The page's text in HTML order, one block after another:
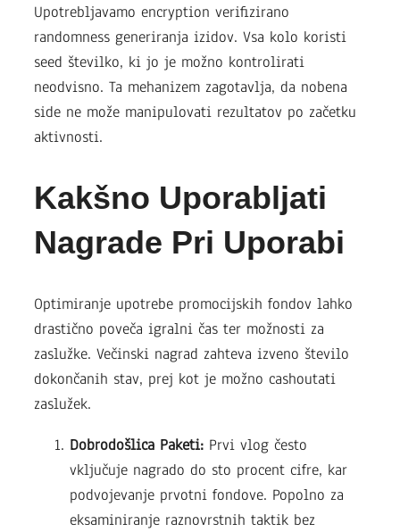
Upotrebljavamo encryption verifizirano
randomness generiranja izidov. Vsa kolo koristi
seed številko, ki jo je možno kontrolirati
neodvisno. Ta mehanizem zagotavlja, da nobena
side ne može manipulovati rezultatov po začetku
aktivnosti.
Kakšno Uporabljati
Nagrade Pri Uporabi
Optimiranje upotrebe promocijskih fondov lahko
drastično poveča igralni čas ter možnosti za
zaslužke. Večinski nagrad zahteva izveno število
dokončanih stav, prej kot je možno cashoutati
zaslužek.
Dobrodošlica Paketi: Prvi vlog često
vključuje nagrado do sto procent cifre, kar
podvojevanje prvotni fondove. Popolno za
eksaminiranje raznovrstnih taktik bez